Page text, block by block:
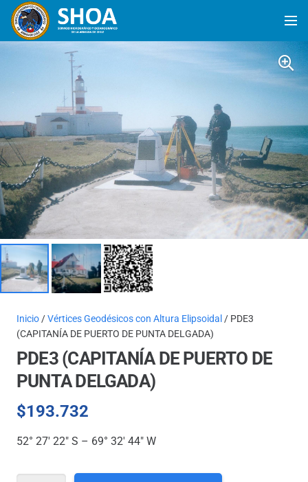
Inicio /Vértices Geodésicos con Altura Elipsoidal / PDE3
(CAPITANÍA DE PUERTO DE PUNTA DELGADA)
PDE3 (CAPITANÍA DE PUERTO DE
PUNTA DELGADA)
$193.732
52° 27′ 22″ S – 69° 32′ 44″ W